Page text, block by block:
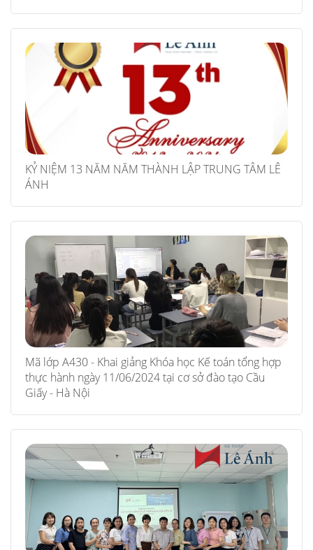
KỶ NIỆM 13 NĂM NĂM THÀNH LẬP TRUNG TÂM LÊ
ÁNH
Mã lớp A430 - Khai giảng Khóa học Kế toán tổng hợp
thực hành ngày 11/06/2024 tại cơ sở đào tạo Cầu
Giấy - Hà Nội